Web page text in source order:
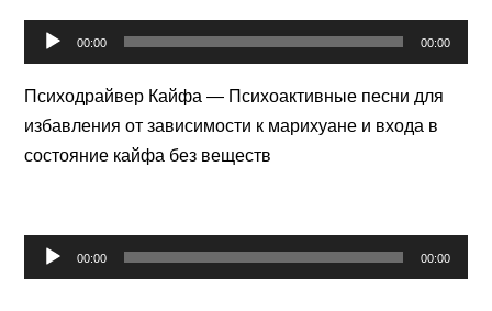
Аудиоплеер
00:00 00:00
Психодрайвер Кайфа — Психоактивные песни для
избавления от зависимости к марихуане и входа в
состояние кайфа без веществ
Аудиоплеер
00:00 00:00